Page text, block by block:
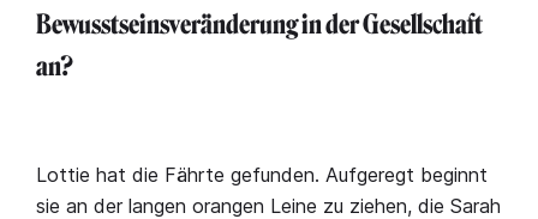
Bewusstseinsveränderung in der Gesellschaft
an?
Lottie hat die Fährte gefunden. Aufgeregt beginnt
sie an der langen orangen Leine zu ziehen, die Sarah